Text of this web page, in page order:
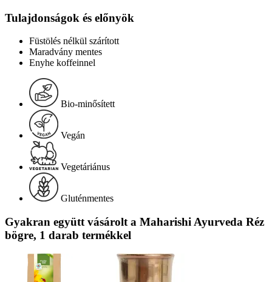
Tulajdonságok és előnyök
Füstölés nélkül szárított
Maradvány mentes
Enyhe koffeinnel
Bio-minősített
Vegán
Vegetáriánus
Gluténmentes
Gyakran együtt vásárolt a Maharishi Ayurveda Réz
bögre, 1 darab termékkel